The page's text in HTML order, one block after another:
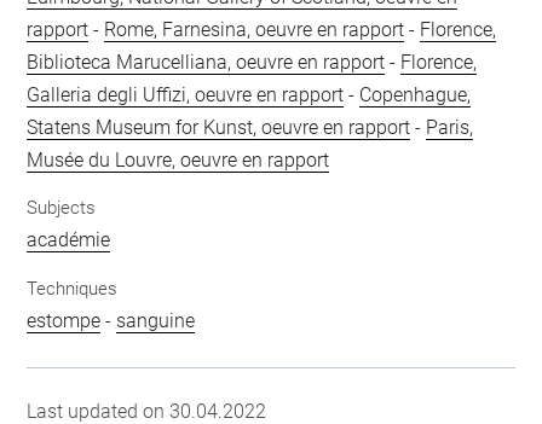
rapport - Rome, Farnesina, oeuvre en rapport - Florence,
Biblioteca Marucelliana, oeuvre en rapport - Florence,
Galleria degli Uffizi, oeuvre en rapport - Copenhague,
Statens Museum for Kunst, oeuvre en rapport - Paris,
Musée du Louvre, oeuvre en rapport
Subjects
académie
Techniques
estompe - sanguine
Last updated on 30.04.2022